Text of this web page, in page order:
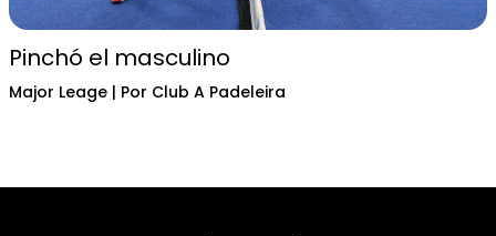
Pinchó el masculino
Major Leage | Por Club A Padeleira